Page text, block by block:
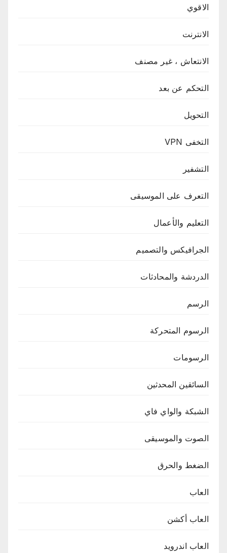
الاقوي
الانترنت
الانتعاش ، غير مصنف
التحكم عن بعد
التحويل
التخفى VPN
التشفير
التعرف على الموسيقى
التعليم والأعمال
الجرافيكس والتصميم
الدردشة والمحادثات
الرسم
الرسوم المتحركة
الرسومات
السائقين المحدثين
الشبكة والواي فاي
الصوت والموسيقى
الضغط والحرق
العاب
العاب أكشن
العاب اندرويد